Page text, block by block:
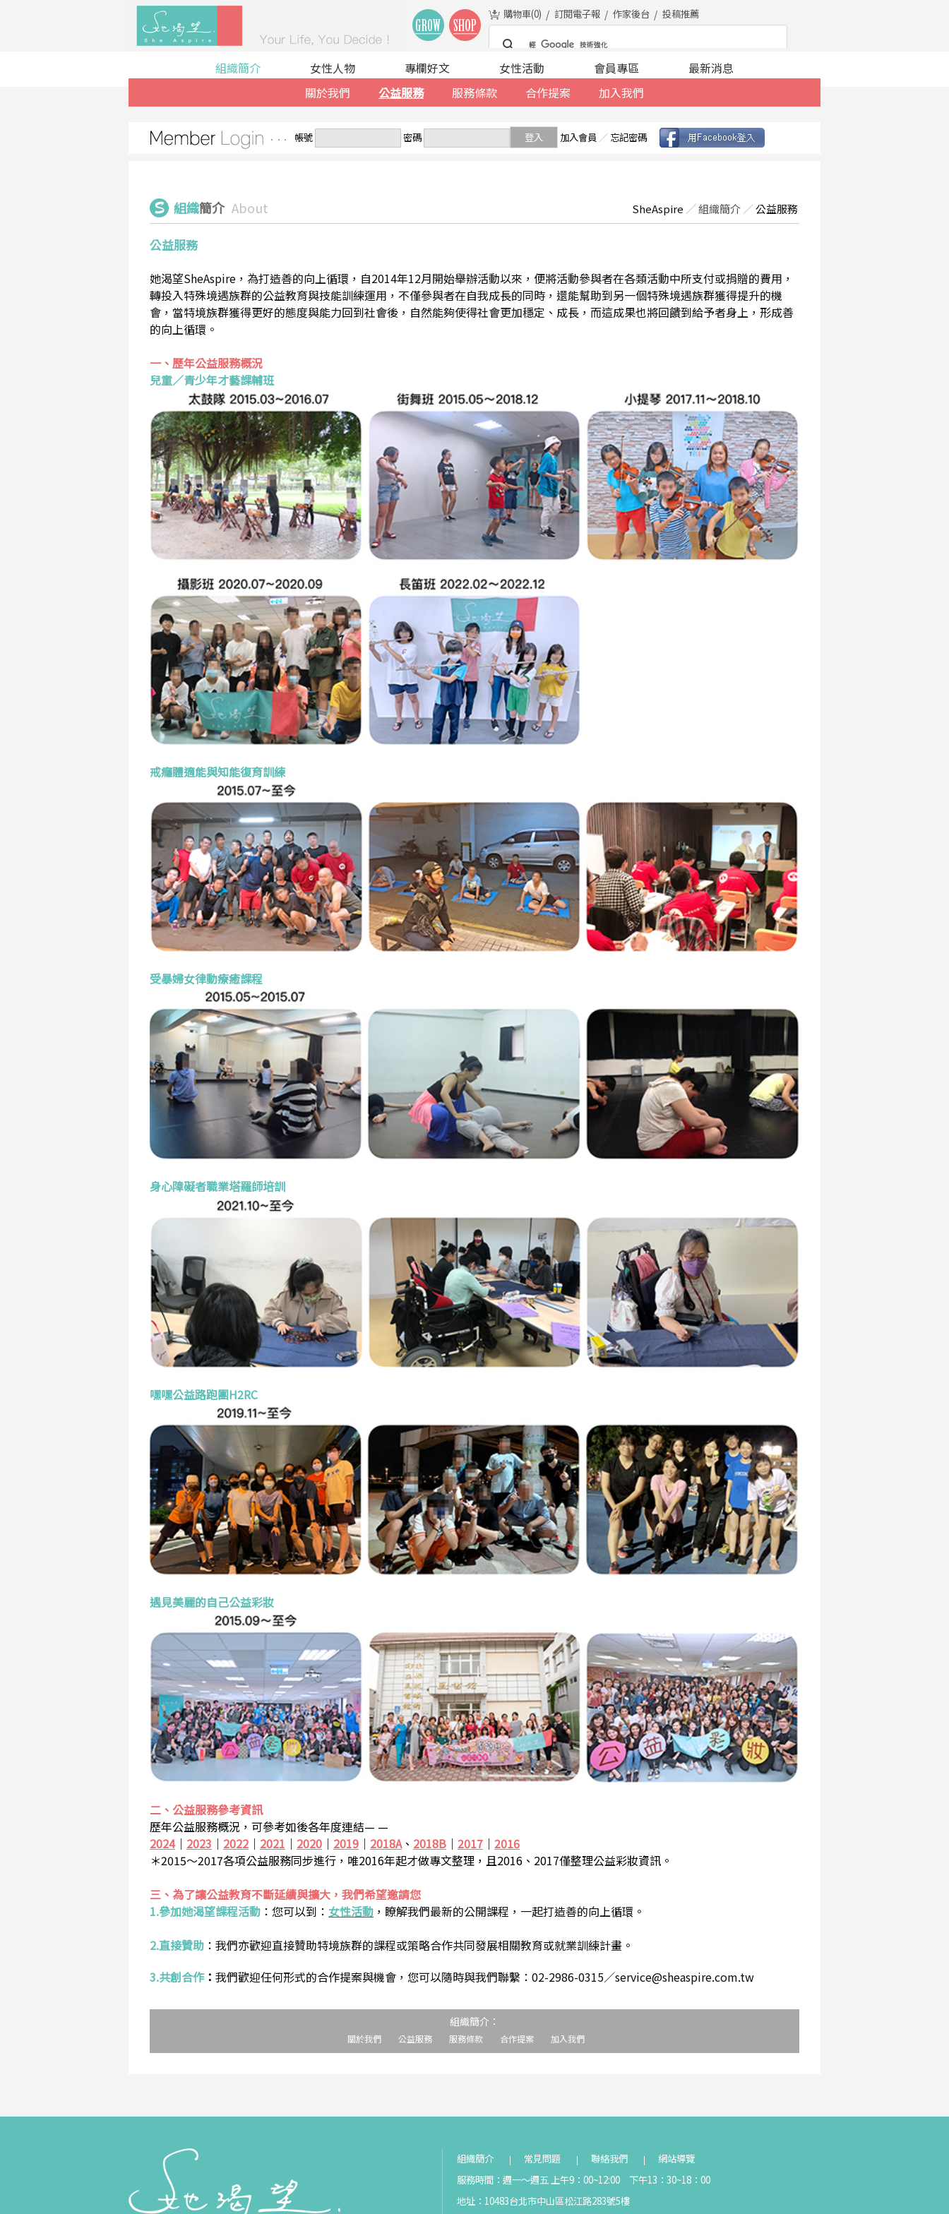
購物車(0) 訂閱電子報 作家後台 投稿推薦
組織簡介
關於我們
公益服務 服務條款 合作提案 加入我們
女性人物 專欄好文 女性活動 會員專區 最新消息
帳號 密碼 登入 加入會員 ／ 忘記密碼
組織簡介 About SheAspire ／組織簡介 ／公益服務
公益服務
她渴望SheAspire，為打造善的向上循環，自2014年12月開始舉辦活動以來，便將活動參與者在各類活動中所支付或捐贈的費用，
轉投入特殊境遇族群的公益教育與技能訓練運用，不僅參與者在自我成長的同時，還能幫助到另一個特殊境遇族群獲得提升的機
會，當特境族群獲得更好的態度與能力回到社會後，自然能夠使得社會更加穩定、成長，而這成果也將回饋到給予者身上，形成善
的向上循環。
一、歷年公益服務概況
兒童／青少年才藝課輔班
戒癮體適能與知能復育訓練
受暴婦女律動療癒課程
身心障礙者職業塔羅師培訓
嘿嘿公益路跑團H2RC
遇見美麗的自己公益彩妝
二、公益服務參考資訊
歷年公益服務概況，可參考如後各年度連結— —
2024｜ 2023 ｜ 2022 ｜ 2021 ｜ 2020 ｜ 2019 ｜ 2018A、 2018B ｜ 2017 ｜ 2016
＊2015～2017各項公益服務同步進行，唯2016年起才做專文整理，且2016、2017僅整理公益彩妝資訊。
三、為了讓公益教育不斷延續與擴大，我們希望邀請您
1.參加她渴望課程活動 ： 您可以到： 女性活動 ，瞭解我們最新的公開課程，一起打造善的向上循環。
2.直接贊助 ： 我們亦歡迎直接贊助特境族群的課程或策略合作共同發展相關教育或就業訓練計畫。
3.共創合作： 我們歡迎任何形式的合作提案與機會，您可以隨時與我們聯繫：02-2986-0315／service@sheaspire.com.tw
組織簡介：
關於我們 公益服務 服務條款 合作提案 加入我們
組織簡介 常見問題 聯絡我們
網站導覽
服務時間：週一～週五 上午9：00~12:00 下午13：30~18：00
地址：10483台北市中山區松江路283號5樓